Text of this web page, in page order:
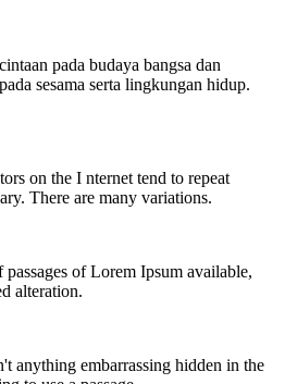
pada budaya bangsa dan
sesama serta lingkungan hidup.
on the I nternet tend to repeat
There are many variations.
of Lorem Ipsum available,
alteration.
anything embarrassing hidden in the